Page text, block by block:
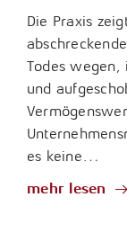
Die Praxis
Todes wegen,
und
es keine…
mehr lesen